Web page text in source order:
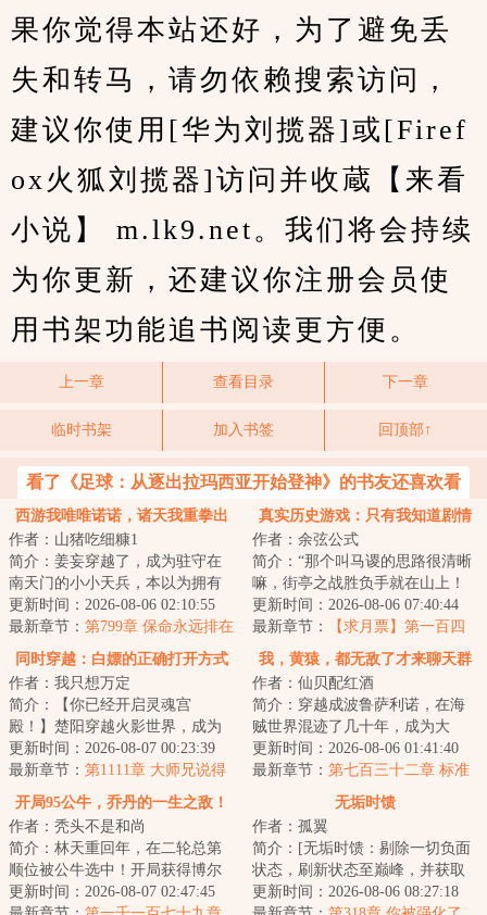
果你觉得本站还好，为了避免丢
失和转马，请勿依赖搜索访问，
建议你使用[华为刘揽器]或[Firef
ox火狐刘揽器]访问并收蔵【来看
小说】 m.lk9.net。我们将会持续
为你更新，还建议你注册会员使
用书架功能追书阅读更方便。
上一章 查看目录 下一章
临时书架 加入书签 回顶部↑
看了《足球：从逐出拉玛西亚开始登神》的书友还喜欢看
西游我唯唯诺诺，诸天我重拳出
击
作者：山猪吃细糠1
简介：姜妄穿越了，成为驻守在
南天门的小小天兵，本以为拥有
造化玉碟碎片已经是最大的金手
指...直到某天...
更新时间：2026-08-06 02:10:55
最新章节： 第799章 保命永远排在
第一位！
真实历史游戏：只有我知道剧情
作者：余弦公式
简介：“那个叫马谡的思路很清晰
嘛，街亭之战胜负手就在山上！
连山都不敢占的，都是庸才，根
本不足为虑！...
更新时间：2026-08-06 07:40:44
最新章节：
【求月票】第一百四
十八章 名望结算！
同时穿越：白嫖的正确打开方式
作者：我只想万定
简介：【你已经开启灵魂宫
殿！】楚阳穿越火影世界，成为
千手一族一员，但似乎穿越的有
点早，穿越忍村都还...
更新时间：2026-08-07 00:23:39
最新章节： 第1111章 大师兄说得
对
我，黄猿，都无敌了才来聊天群
作者：仙贝配红酒
简介：穿越成波鲁萨利诺，在海
贼世界混迹了几十年，成为大
将，实力近乎无敌！秉承着‘抓了
一辈子海贼，就...
更新时间：2026-08-06 01:41:40
最新章节： 第七百三十二章 标准
开局95公牛，乔丹的一生之敌！
作者：秃头不是和尚
简介：林天重回年，在二轮总第
顺位被公牛选中！开局获得博尔
特、汤姆·布拉迪、梅威瑟三人天
更新时间：2026-08-07 02:47:45
无垢时馈
作者：孤翼
简介：[无垢时馈：剔除一切负面
状态，刷新状态至巅峰，并获取
当前巅峰状态锻炼一定时间后的
更新时间：2026-08-06 08:27:18